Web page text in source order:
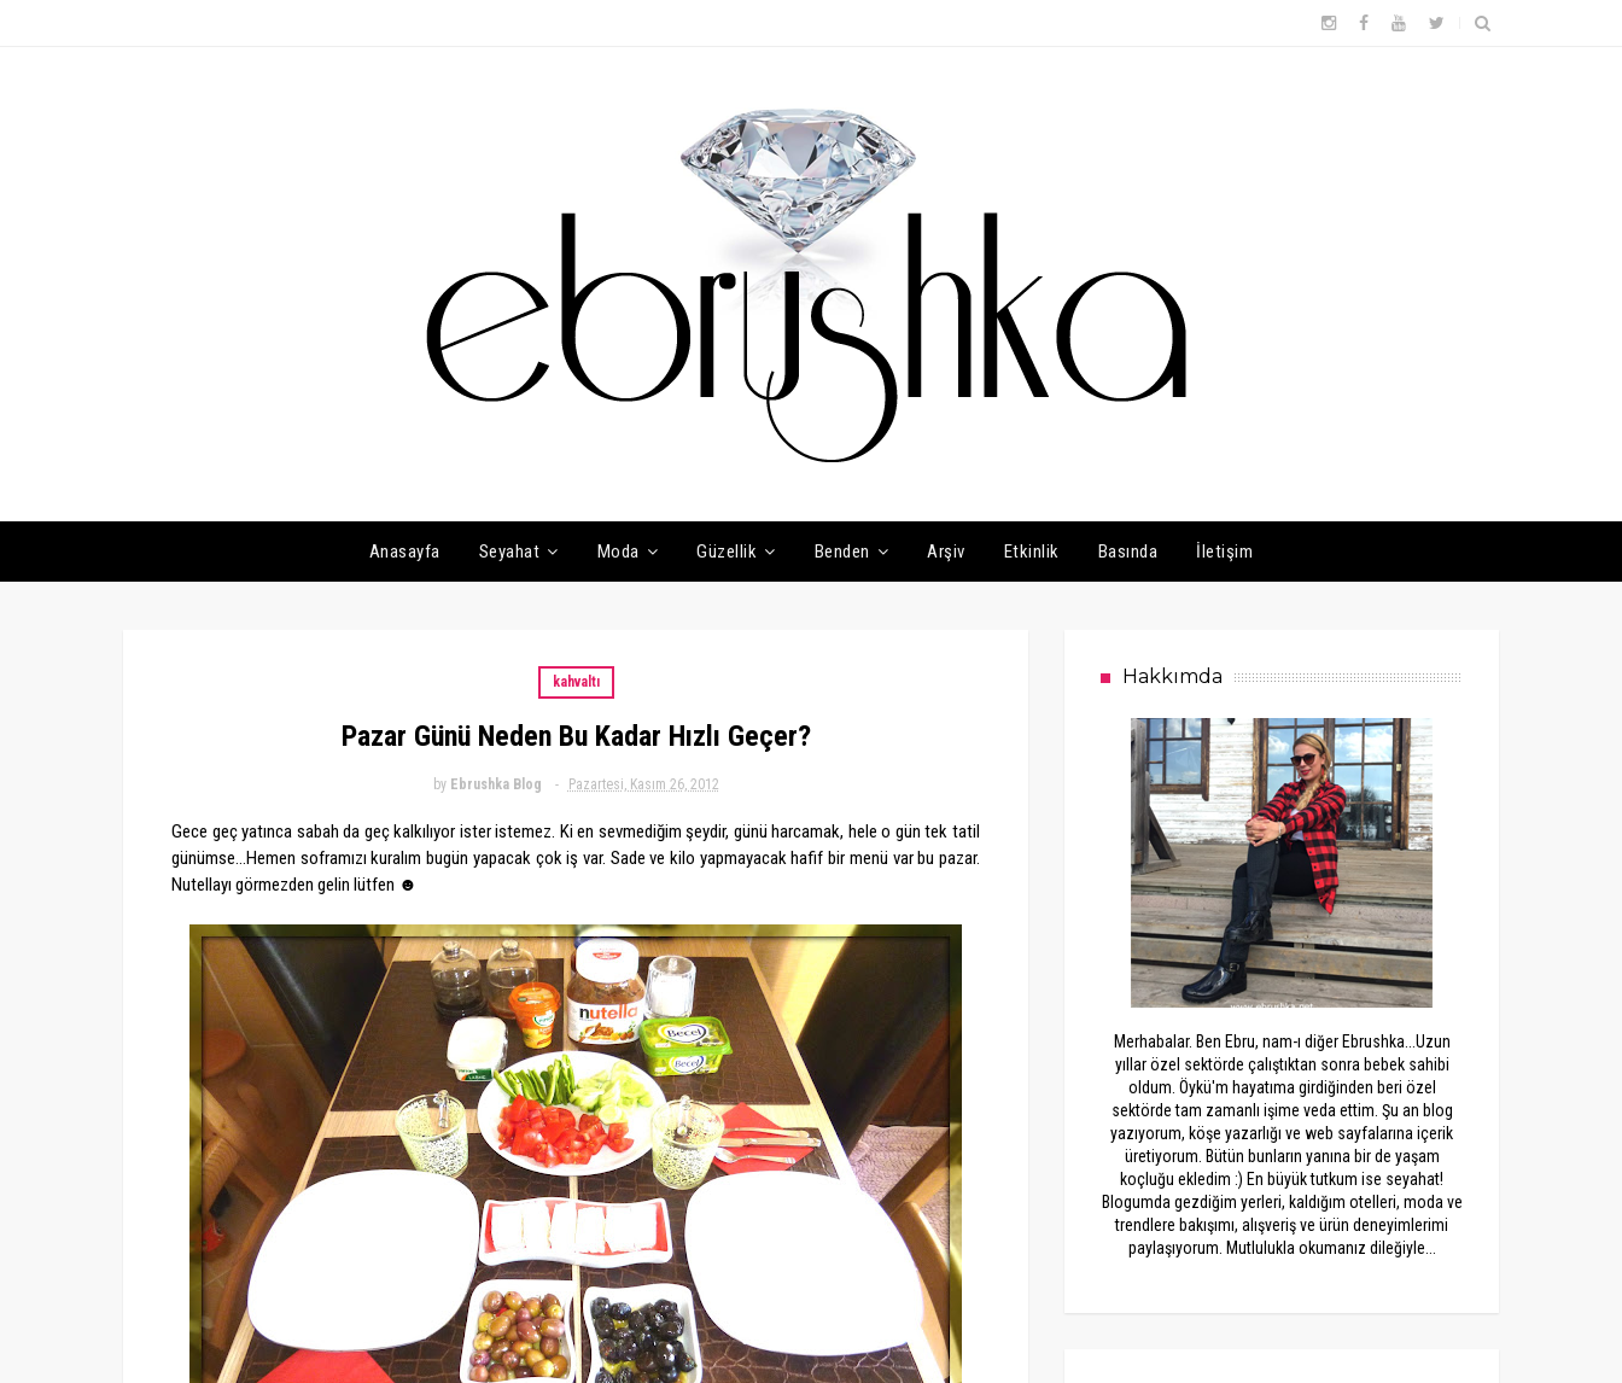
Anasayfa Seyahat Moda Güzellik Benden Arşiv Etkinlik Basında İletişim
kahvaltı
Pazar Günü Neden Bu Kadar Hızlı Geçer?
by Ebrushka Blog Pazartesi, Kasım 26, 2012
Gece geç yatınca sabah da geç kalkılıyor ister istemez. Ki en sevmediğim şeydir, günü harcamak, hele o gün tek tatil
günümse...Hemen soframızı kuralım bugün yapacak çok iş var. Sade ve kilo yapmayacak hafif bir menü var bu pazar.
Nutellayı görmezden gelin lütfen ☻
Hakkımda
Merhabalar. Ben Ebru, nam-ı diğer Ebrushka...Uzun
yıllar özel sektörde çalıştıktan sonra bebek sahibi
oldum. Öykü'm hayatıma girdiğinden beri özel
sektörde tam zamanlı işime veda ettim. Şu an blog
yazıyorum, köşe yazarlığı ve web sayfalarına içerik
üretiyorum. Bütün bunların yanına bir de yaşam
koçluğu ekledim :) En büyük tutkum ise seyahat!
Blogumda gezdiğim yerleri, kaldığım otelleri, moda ve
trendlere bakışımı, alışveriş ve ürün deneyimlerimi
paylaşıyorum. Mutlulukla okumanız dileğiyle...